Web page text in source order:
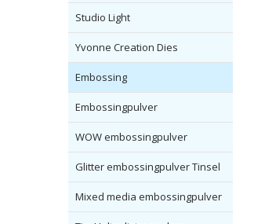
Studio Light
Yvonne Creation Dies
Embossing
Embossingpulver
WOW embossingpulver
Glitter embossingpulver Tinsel
Mixed media embossingpulver